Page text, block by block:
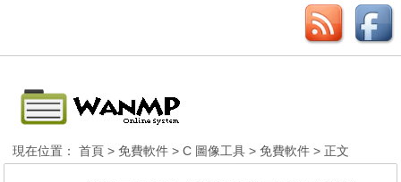
現在位置：首頁 >免費軟件 >C 圖像工具 >免費軟件 > 正文